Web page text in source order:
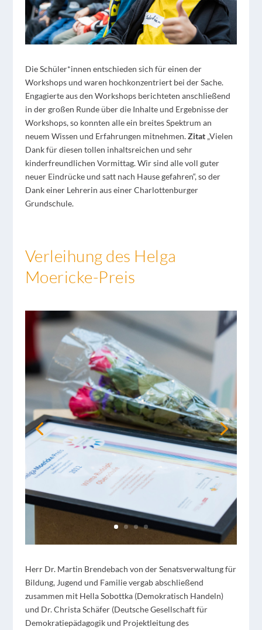
Die Schüler*innen entschieden sich für einen der
Workshops und waren hochkonzentriert bei der Sache.
Engagierte aus den Workshops berichteten anschließend
in der großen Runde über die Inhalte und Ergebnisse der
Workshops, so konnten alle ein breites Spektrum an
neuem Wissen und Erfahrungen mitnehmen.Zitat „Vielen
Dank für diesen tollen inhaltsreichen und sehr
kinderfreundlichen Vormittag. Wir sind alle voll guter
neuer Eindrücke und satt nach Hause gefahren“, so der
Dank einer Lehrerin aus einer Charlottenburger
Grundschule.
Verleihung des Helga
Moericke-Preis
Herr Dr. Martin Brendebach von der Senatsverwaltung für
Bildung, Jugend und Familie vergab abschließend
zusammen mit Hella Sobottka (Demokratisch Handeln)
und Dr. Christa Schäfer (Deutsche Gesellschaft für
Demokratiepädagogik und Projektleitung des